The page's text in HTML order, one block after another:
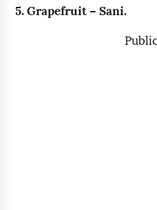
5. Grapefruit – Sani.